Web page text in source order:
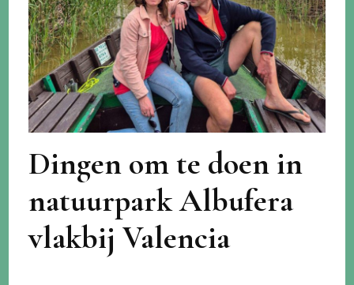
Dingen om te doen in
natuurpark Albufera
vlakbij Valencia